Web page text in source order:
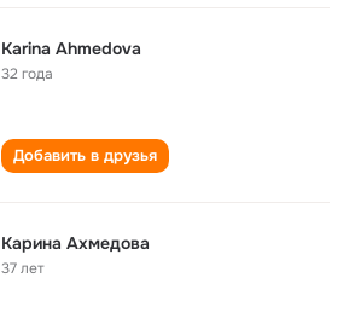
Karina Ahmedova
32 года
Добавить в друзья
Карина Ахмедова
37 лет